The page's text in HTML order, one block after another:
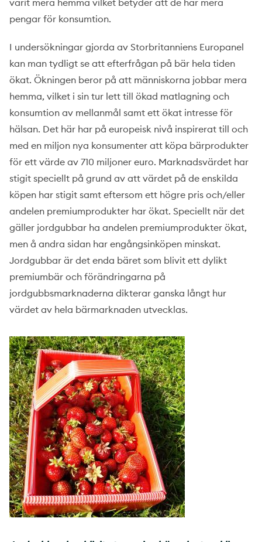
varit mera hemma vilket betyder att de har mera
pengar för konsumtion.
I undersökningar gjorda av Storbritanniens Europanel
kan man tydligt se att efterfrågan på bär hela tiden
ökat. Ökningen beror på att människorna jobbar mera
hemma, vilket i sin tur lett till ökad matlagning och
konsumtion av mellanmål samt ett ökat intresse för
hälsan. Det här har på europeisk nivå inspirerat till och
med en miljon nya konsumenter att köpa bärprodukter
för ett värde av 710 miljoner euro. Marknadsvärdet har
stigit speciellt på grund av att värdet på de enskilda
köpen har stigit samt eftersom ett högre pris och/eller
andelen premiumprodukter har ökat. Speciellt när det
gäller jordgubbar ha andelen premiumprodukter ökat,
men å andra sidan har engångsinköpen minskat.
Jordgubbar är det enda bäret som blivit ett dylikt
premiumbär och förändringarna på
jordgubbsmarknaderna dikterar ganska långt hur
värdet av hela bärmarknaden utvecklas.